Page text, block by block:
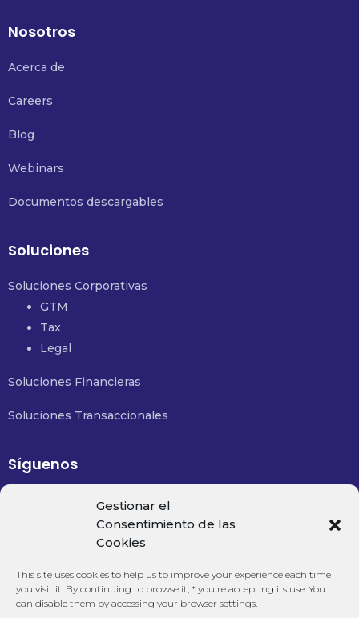
Gestionar el
Consentimiento de las
Cookies
This site uses cookies to help us to improve your experience each time
you visit it. By continuing to browse it, * you're accepting its use. You
can disable them by accessing your browser settings.
Nosotros
Acerca de
Careers
Blog
Webinars
Documentos descargables
Soluciones
Soluciones Corporativas
GTM
Tax
Legal
Soluciones Financieras
Soluciones Transaccionales
Síguenos
contacto@financialsolutions.mx
+52 477 488 8350